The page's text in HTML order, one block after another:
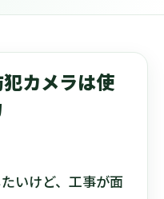
カメラは使
いけど、工事が面